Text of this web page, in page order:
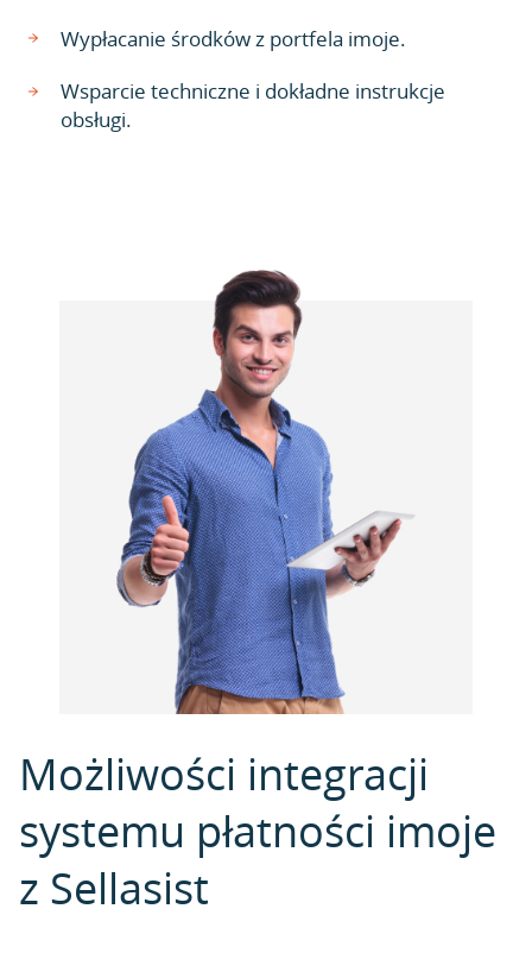
Wypłacanie środków z portfela imoje.
Wsparcie techniczne i dokładne instrukcje
obsługi.
Możliwości integracji
systemu płatności imoje
z Sellasist